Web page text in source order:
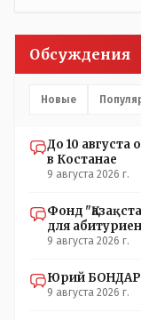
Обсуждения
Новые
До 10
в Костанае
9 августа 2026 г.
Фонд
для
9 августа 2026 г.
Юрий
9 августа 2026 г.